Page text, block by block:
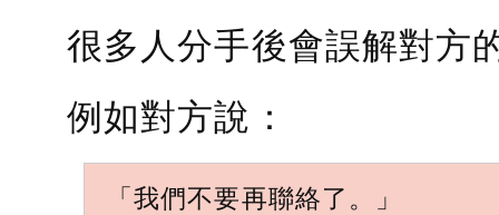
很多人分手後會誤解對方
例如對方說：
「我們不要再聯絡了。」